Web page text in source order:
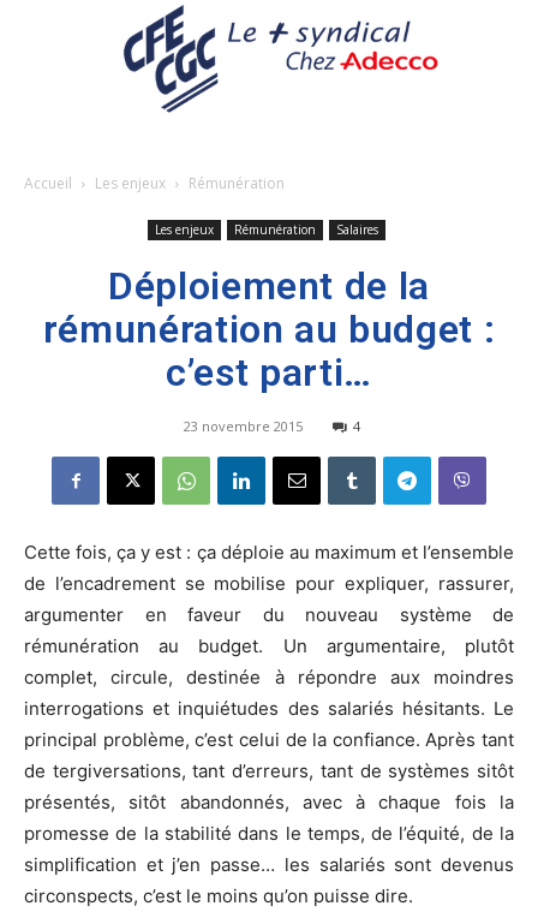
Accueil Les enjeux Rémunération
Les enjeux Rémunération Salaires
Déploiement de la
rémunération au budget :
c’est parti…
23 novembre 2015 4
Cette fois, ça y est : ça déploie au maximum et l’ensemble
de l’encadrement se mobilise pour expliquer, rassurer,
argumenter en faveur du nouveau système de
rémunération au budget. Un argumentaire, plutôt
complet, circule, destinée à répondre aux moindres
interrogations et inquiétudes des salariés hésitants. Le
principal problème, c’est celui de la confiance. Après tant
de tergiversations, tant d’erreurs, tant de systèmes sitôt
présentés, sitôt abandonnés, avec à chaque fois la
promesse de la stabilité dans le temps, de l’équité, de la
simplification et j’en passe… les salariés sont devenus
circonspects, c’est le moins qu’on puisse dire.